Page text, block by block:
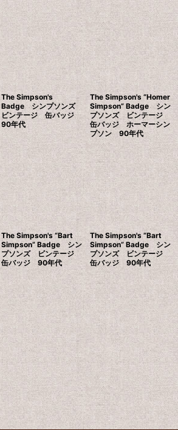
The Simpson's
Badge シンプソンズ
ビンテージ 缶バッジ
90年代
The Simpson's “Homer
Simpson” Badge シン
プソンズ ビンテージ
缶バッジ ホーマーシン
プソン 90年代
The Simpson's “Bart
Simpson” Badge シン
プソンズ ビンテージ
缶バッジ 90年代
The Simpson's “Bart
Simpson” Badge シン
プソンズ ビンテージ
缶バッジ 90年代